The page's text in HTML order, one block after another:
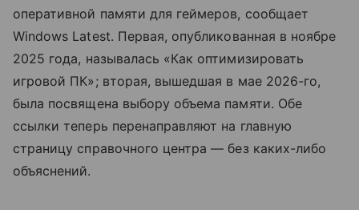
оперативной памяти для геймеров, сообщает
Windows Latest. Первая, опубликованная в ноябре
2025 года, называлась «Как оптимизировать
игровой ПК»; вторая, вышедшая в мае 2026-го,
была посвящена выбору объема памяти. Обе
ссылки теперь перенаправляют на главную
страницу справочного центра — без каких-либо
объяснений.